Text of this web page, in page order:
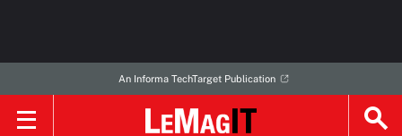
An Informa TechTarget Publication